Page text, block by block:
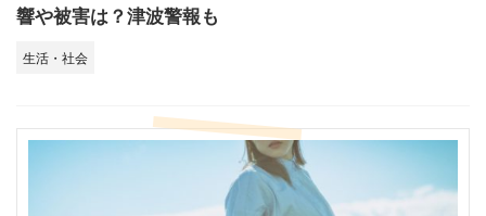
響や被害は？津波警報も
生活・社会